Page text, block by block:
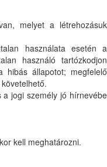
melyet a létrehozásuk
használata esetén a
használó tartózkodjon
hibás állapotot; megfelelő
jogi személy jó hírnevébe
kell meghatározni.